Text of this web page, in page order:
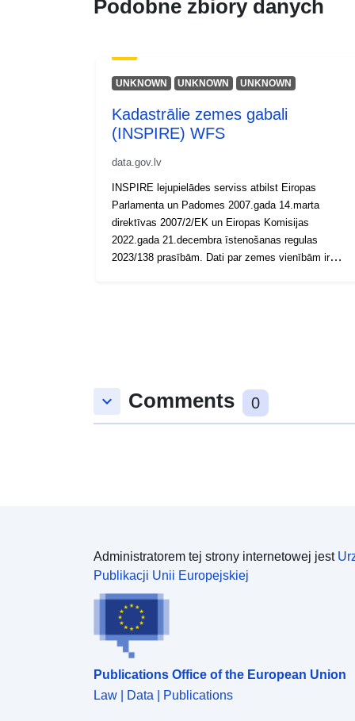
Podobne zbiory danych
UNKNOWN UNKNOWN UNKNOWN
Kadastrālie zemes gabali
(INSPIRE) WFS
data.gov.lv
INSPIRE lejupielādes serviss atbilst Eiropas
Parlamenta un Padomes 2007.gada 14.marta
direktīvas 2007/2/EK un Eiropas Komisijas
2022.gada 21.decembra īstenošanas regulas
2023/138 prasībām. Dati par zemes vienībām ir
keyboard_arrow_down Comments 0
Administratorem tej strony internetowej jest
Publikacji Unii Europejskiej
Publications Office of the European Union
Law | Data | Publications